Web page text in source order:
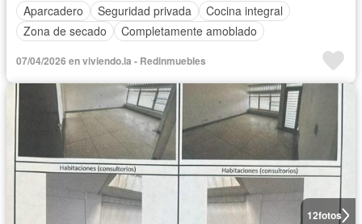
Aparcadero
Seguridad privada
Cocina integral
Zona de secado
Completamente amoblado
07/04/2026 en viviendo.la - Redinmuebles
12fotos